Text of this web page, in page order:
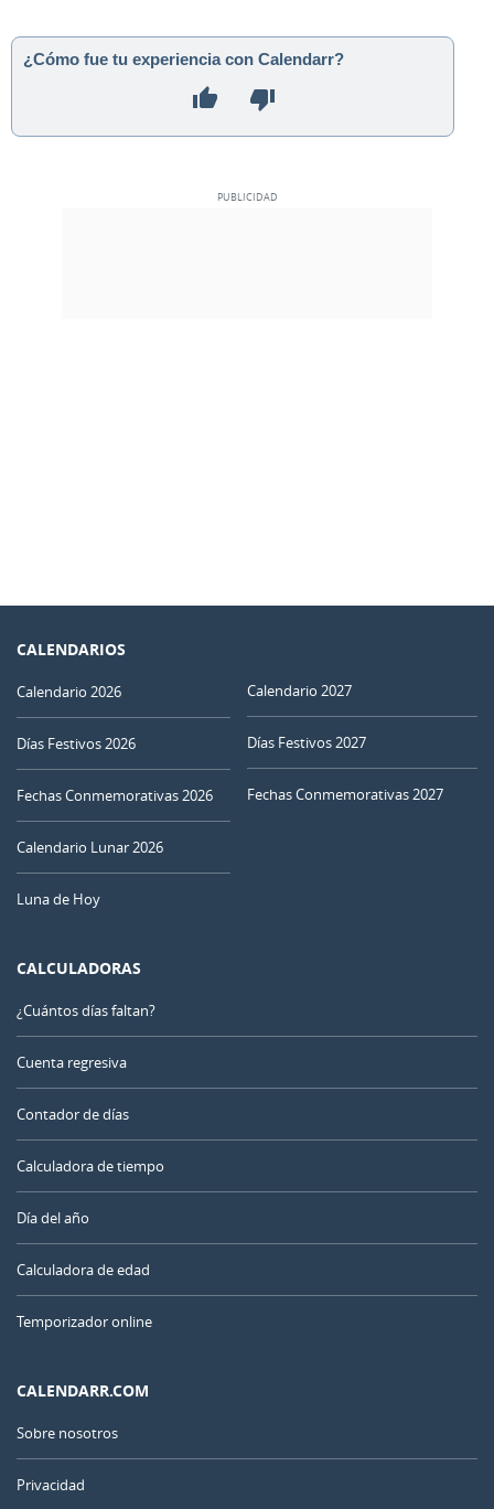
¿Cómo fue tu experiencia con Calendarr?
CALENDARIOS
Calendario 2026
Días Festivos 2026
Fechas Conmemorativas 2026
Calendario Lunar 2026
Luna de Hoy
Calendario 2027
Días Festivos 2027
Fechas Conmemorativas 2027
CALCULADORAS
¿Cuántos días faltan?
Cuenta regresiva
Contador de días
Calculadora de tiempo
Día del año
Calculadora de edad
Temporizador online
CALENDARR.COM
Sobre nosotros
Privacidad